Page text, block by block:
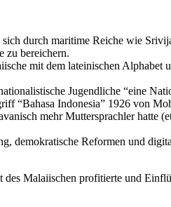
durch maritime Reiche wie
zu bereichern.
mit dem lateinischen Alphabet
Jugendliche “eine
“Bahasa Indonesia” 1926 von
mehr Muttersprachler hatte
demokratische Reformen und
Malaiischen profitierte und